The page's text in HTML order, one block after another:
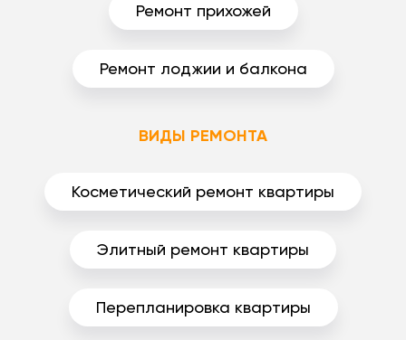
Ремонт прихожей
Ремонт лоджии и балкона
ВИДЫ РЕМОНТА
Косметический ремонт квартиры
Элитный ремонт квартиры
Перепланировка квартиры